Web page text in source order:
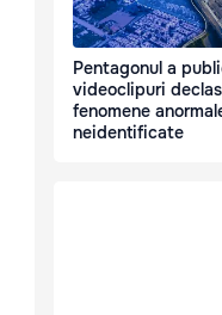
Pentagonul a
videoclipuri
fenomene
neidentificate